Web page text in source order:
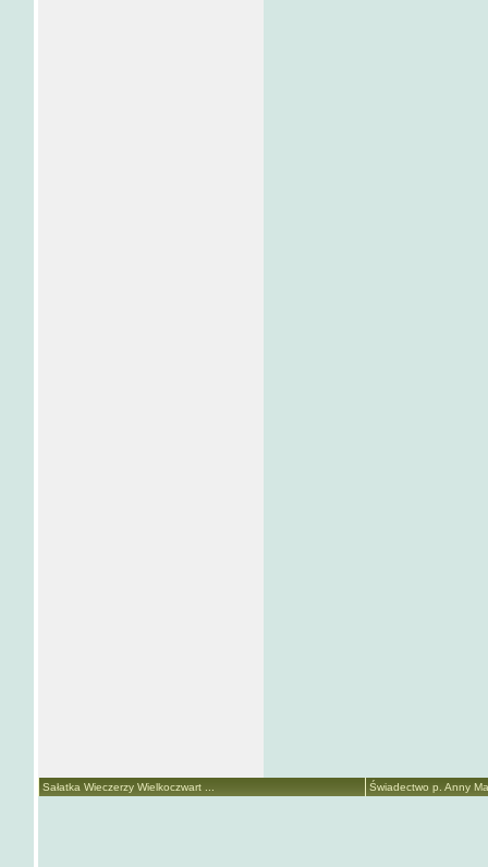
Sałatka Wieczerzy Wielkoczwart ... Świadectwo p. Anny